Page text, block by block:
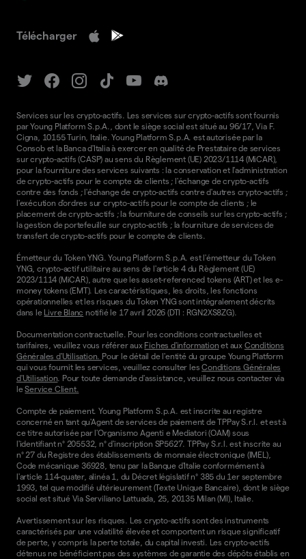
Télécharger
Services sur les crypto-actifs. Les services sur crypto-actifs sont fournis
par Young Platform S.p.A., dont le siège social est situé au 96/17, Via F.
Cigna, 10155 Turin, Italie. Young Platform S.p.A. est autorisée par la
Consob et la Banca d'Italia à exercer en qualité de Prestataire de services
sur crypto-actifs (CASP) au sens du Règlement (UE) 2023/1114 (MiCAR),
pour la fourniture des services suivants : la conservation et l'administration
de crypto-actifs pour le compte de clients ; l'échange de crypto-actifs
contre des fonds ; l'échange de crypto-actifs contre d'autres crypto-actifs ;
l'exécution d'ordres sur crypto-actifs pour le compte de clients ; le
placement de crypto-actifs ; la fourniture de conseils sur les crypto-actifs ;
la gestion de portefeuille sur crypto-actifs ; la fourniture de services de
transfert de crypto-actifs pour le compte de clients.
Émetteur du Token YNG. Young Platform S.p.A. est l'émetteur du Token
YNG, crypto-actif utilitaire au sens de l'article 4 du Règlement (UE)
2023/1114 (MiCAR), autre que les asset-referenced tokens (ART) et les e-
money tokens (EMT). Les caractéristiques, les droits, les fonctions
opérationnelles et les risques du Token YNG sont intégralement décrits
dans le Livre Blanc notifié le 17 avril 2026 (DTI : RGN2XS8ZG).
Documentation contractuelle. Pour les conditions contractuelles et
tarifaires, veuillez vous référer aux Fiches d'information et aux Conditions
Générales d'Utilisation. Pour le détail de l'entité du groupe Young Platform
qui vous fournit les services, veuillez consulter lesConditions Générales
d'Utilisation. Pour toute demande d'assistance, veuillez nous contacter via
leService Client.
Compte de paiement. Young Platform S.p.A. est inscrite au registre
concerné en tant qu'Agent de services de paiement de TPPay S.r.l. et est à
ce titre autorisée par l'Organismo Agenti e Mediatori (OAM) sous
l'identifiant n° 205532, n° d'inscription SP5627. TPPay S.r.l. est inscrite au
n° 27 du Registre des établissements de monnaie électronique (IMEL),
Code mécanique 36928, tenu par la Banque d'Italie conformément à
l'article 114-quater, alinéa 1, du Décret législatif n° 385 du 1er septembre
1993, tel que modifié ultérieurement (Texte Unique Bancaire), dont le siège
social est situé Via Serviliano Lattuada, 25, 20135 Milan (MI), Italie.
Avertissement sur les risques. Les crypto-actifs sont des instruments
caractérisés par une volatilité élevée et comportent un risque significatif
de perte, y compris la perte totale, du capital investi. Les crypto-actifs
détenus ne bénéficient pas des systèmes de garantie des dépôts établis en